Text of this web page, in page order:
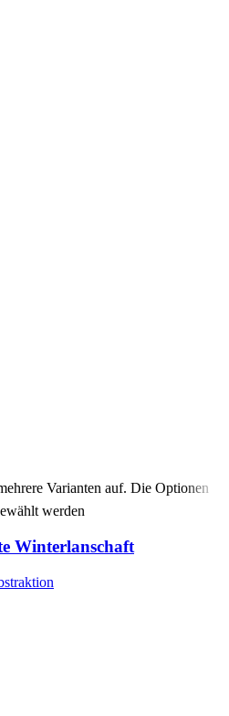
Varianten auf. Die Optionen
werden
Winterlanschaft